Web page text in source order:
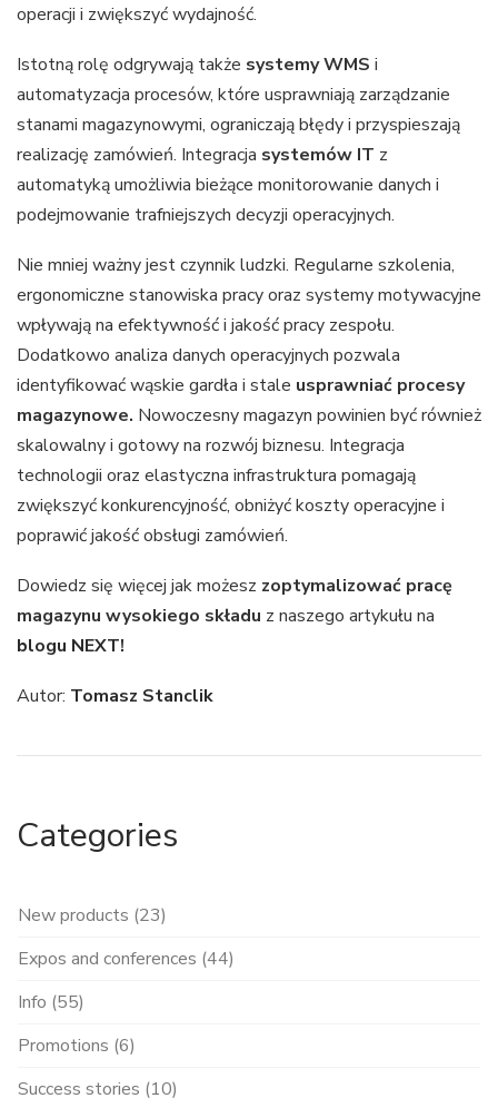
operacji i zwiększyć wydajność.
Istotną rolę odgrywają także systemy WMS i
automatyzacja procesów, które usprawniają zarządzanie
stanami magazynowymi, ograniczają błędy i przyspieszają
realizację zamówień. Integracja systemów IT z
automatyką umożliwia bieżące monitorowanie danych i
podejmowanie trafniejszych decyzji operacyjnych.
Nie mniej ważny jest czynnik ludzki. Regularne szkolenia,
ergonomiczne stanowiska pracy oraz systemy motywacyjne
wpływają na efektywność i jakość pracy zespołu.
Dodatkowo analiza danych operacyjnych pozwala
identyfikować wąskie gardła i stale usprawniać procesy
magazynowe. Nowoczesny magazyn powinien być również
skalowalny i gotowy na rozwój biznesu. Integracja
technologii oraz elastyczna infrastruktura pomagają
zwiększyć konkurencyjność, obniżyć koszty operacyjne i
poprawić jakość obsługi zamówień.
Dowiedz się więcej jak możesz zoptymalizować pracę
magazynu wysokiego składu z naszego artykułu na
blogu NEXT!
Autor: Tomasz Stanclik
Categories
New products (23)
Expos and conferences (44)
Info (55)
Promotions (6)
Success stories (10)